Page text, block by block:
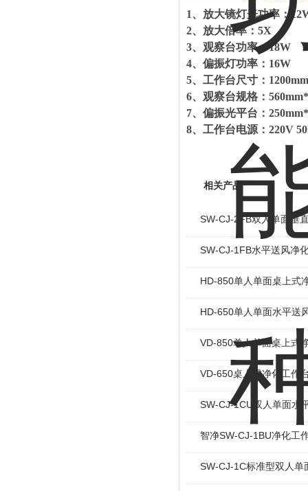
1、 放大镜灯光功率：
2、 放大倍率： 5X
3、 观察台功率：18W
4、 偏振灯功率： 16W
5、 工作台尺寸：
6、 观察台规格：
7、 偏振光平台：
8、 工作台电源： 220V
相关产品
SW-CJ-2FB双人单面垂
SW-CJ-1FB水平送风净
HD-850单人单面桌上式
HD-650单人单面水平送
VD-850单人单面桌上式
VD-650桌上式净化工作
SW-CJ-1CU双人单面水
智净SW-CJ-1BU净化工
SW-CJ-1C标准型双人单